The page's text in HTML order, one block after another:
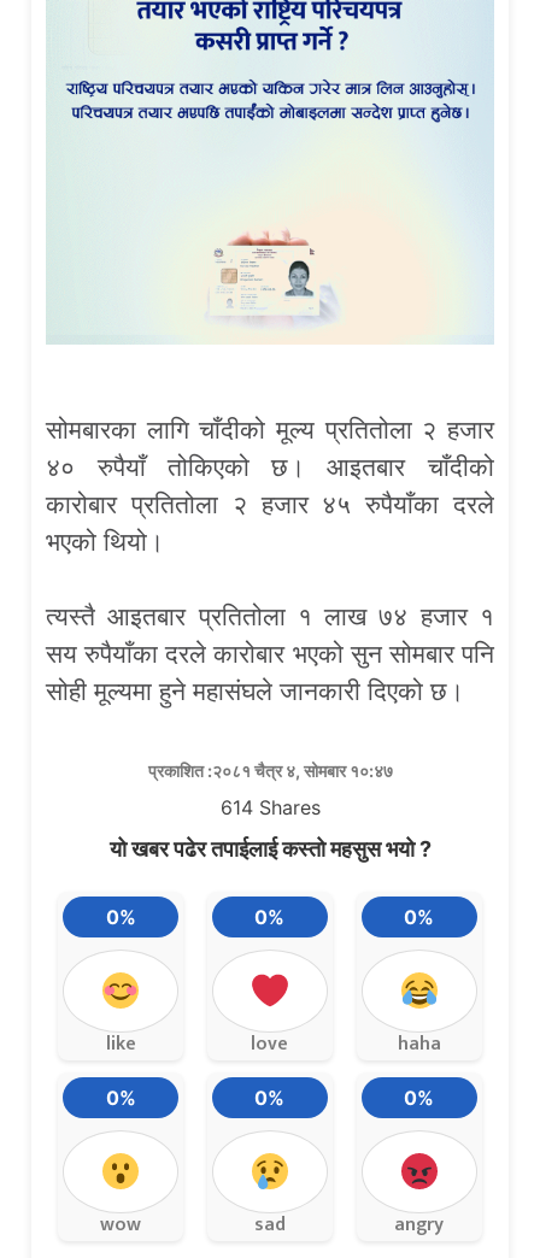
सोमबारका लागि चाँदीको मूल्य प्रतितोला २ हजार
४० रुपैयाँ तोकिएको छ। आइतबार चाँदीको
कारोबार प्रतितोला २ हजार ४५ रुपैयाँका दरले
भएको थियो।
त्यस्तै आइतबार प्रतितोला १ लाख ७४ हजार १
सय रुपैयाँका दरले कारोबार भएको सुन सोमबार पनि
सोही मूल्यमा हुने महासंघले जानकारी दिएको छ।
प्रकाशित :२०८१ चैत्र ४, सोमबार १०:४७
614 Shares
यो खबर पढेर तपाईलाई कस्तो महसुस भयो ?
0%
like
0%
love
0%
haha
0%
wow
0%
sad
0%
angry